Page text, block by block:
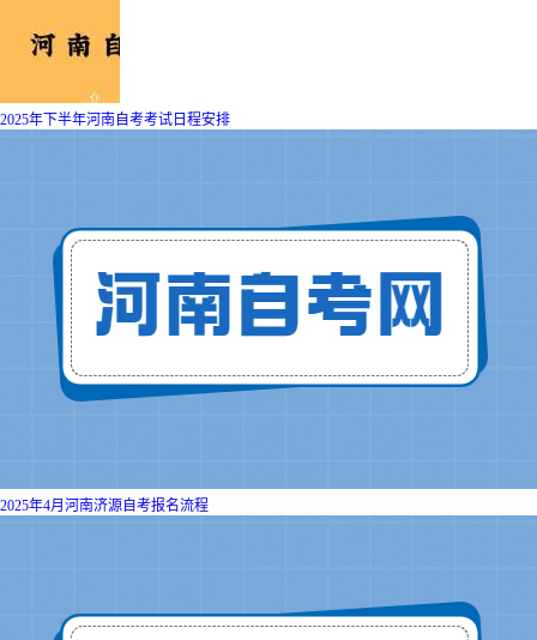
2025年下半年河南自考考试日程安排
2025年4月河南济源自考报名流程